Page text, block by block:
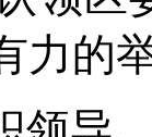
力的